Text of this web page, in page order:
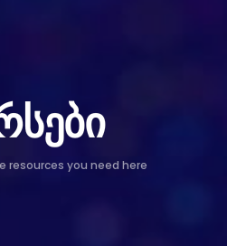
resources you need here